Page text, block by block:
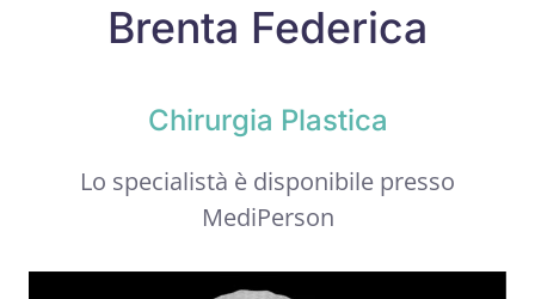
Brenta Federica
Chirurgia Plastica
Lo specialistà è disponibile presso
MediPerson